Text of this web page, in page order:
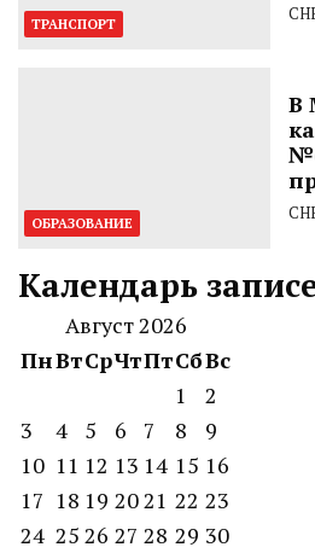
ТРАНСПОРТ
ОБРАЗОВАНИЕ
В
Календарь
Август 2026
ПнВтСрЧтПтСбВс
1
2
3
4 5 6 7 8
9
10 11 12 13 14 15 16
17 18 19 2021 22 23
24 25 26 27 28 29 30